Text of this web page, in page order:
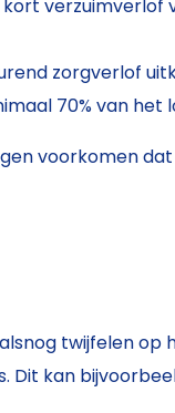
verzuimverlof
zorgverlof
70% van het
voorkomen
twijfelen
Dit kan